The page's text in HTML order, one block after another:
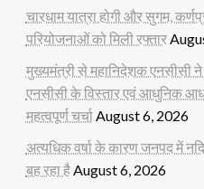
चारधाम यात्रा होगी और सुगम,
परियोजनाओं को मिली रफ्तार
मुख्यमंत्री से महानिदेशक एनसीसी ने
एनसीसी के विस्तार एवं आधुनिक
महत्वपूर्ण चर्चाAugust 6, 2026
अत्यधिक वर्षा के कारण जनपद में
बह रहा हैAugust 6, 2026